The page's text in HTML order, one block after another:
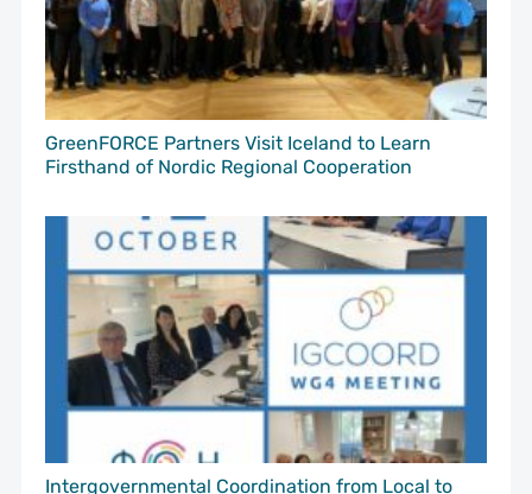
GreenFORCE Partners Visit Iceland to Learn
Firsthand of Nordic Regional Cooperation
Intergovernmental Coordination from Local to